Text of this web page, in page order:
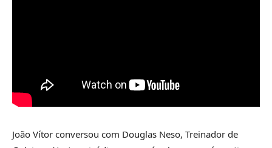
João Vítor conversou com Douglas Neso, Treinador de